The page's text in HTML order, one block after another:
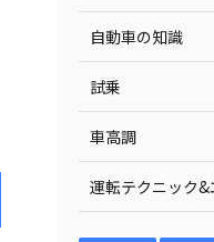
自動車の知識
試乗
車高調
運転テクニック&